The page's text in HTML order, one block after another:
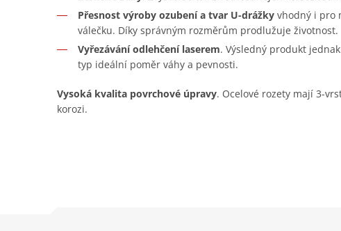
Přesnost výroby ozubení a tvar U-drážky vhodný i pro
válečku. Díky správným rozměrům prodlužuje životnost.
Vyřezávání odlehčení laserem. Výsledný produkt
typ ideální poměr váhy a pevnosti.
Vysoká kvalita povrchové úpravy. Ocelové rozety mají 3-
korozi.